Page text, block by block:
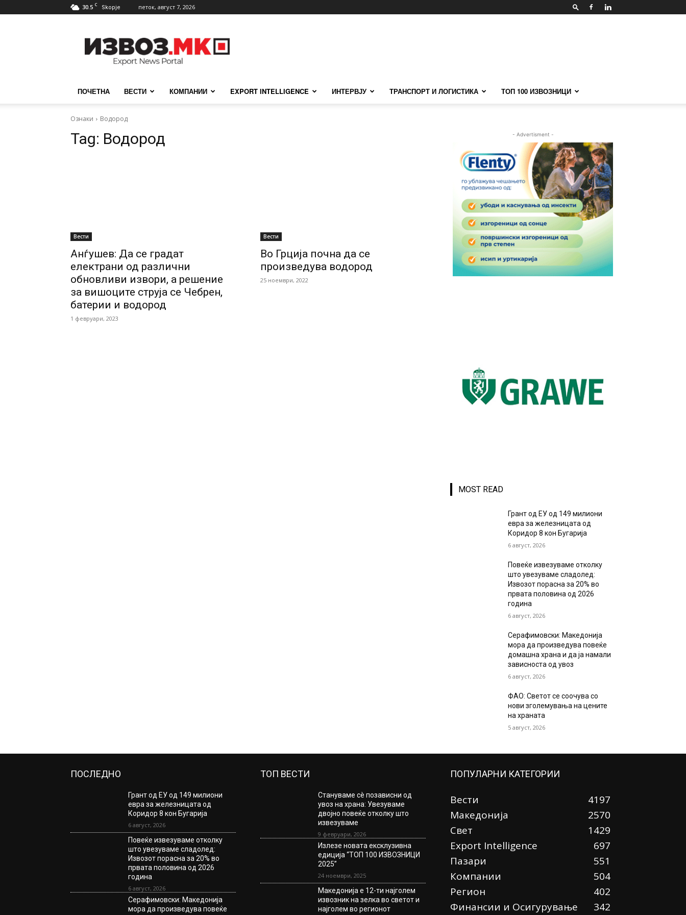
30.5 C Skopje петок, август 7, 2026
ПОЧЕТНА ВЕСТИ КОМПАНИИ EXPORT INTELLIGENCE ИНТЕРВЈУ ТРАНСПОРТ И ЛОГИСТИКА ТОП 100 ИЗВОЗНИЦИ
Ознаки Водород
Tag: Водород
Вести
Анѓушев: Да се градат
електрани од различни
обновливи извори, а решение
за вишоците струја се Чебрен,
батерии и водород
1 февруари, 2023
Вести
Во Грција почна да се
произведува водород
25 ноември, 2022
- Advertisment -
MOST READ
Грант од ЕУ од 149 милиони
евра за железницата од
Коридор 8 кон Бугарија
6 август, 2026
Повеќе извезуваме отколку
што увезуваме сладолед:
Извозот порасна за 20% во
првата половина од 2026
година
6 август, 2026
Серафимовски: Македонија
мора да произведува повеќе
домашна храна и да ја намали
зависноста од увоз
6 август, 2026
ФАО: Светот се соочува со
нови зголемувања на цените
на храната
5 август, 2026
ПОСЛЕДНО
Грант од ЕУ од 149 милиони
евра за железницата од
Коридор 8 кон Бугарија
6 август, 2026
Повеќе извезуваме отколку
што увезуваме сладолед:
Извозот порасна за 20% во
првата половина од 2026
година
6 август, 2026
Серафимовски: Македонија
мора да произведува повеќе
ТОП ВЕСТИ
Стануваме сè позависни од
увоз на храна: Увезуваме
двојно повеќе отколку што
извезуваме
9 февруари, 2026
Излезе новата ексклузивна
едиција “ТОП 100 ИЗВОЗНИЦИ
2025”
24 ноември, 2025
Македонија е 12-ти најголем
извозник на зелка во светот и
најголем во регионот
ПОПУЛАРНИ КАТЕГОРИИ
Вести
4197
Македонија
2570
Свет
1429
Еxport Intelligence
697
Пазари
551
Компании
504
Регион
402
Финансии и Осигурување
342